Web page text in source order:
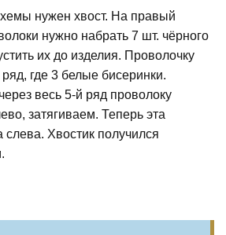
нужен хвост. На правый
нужно набрать 7 шт. чёрного
их до изделия. Проволочку
где 3 белые бисеринки.
весь 5-й ряд проволоку
затягиваем. Теперь эта
слева. Хвостик получился